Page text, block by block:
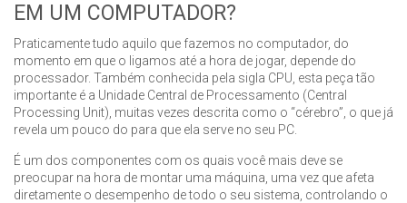
EM UM COMPUTADOR?
Praticamente tudo aquilo que fazemos no computador, do
momento em que o ligamos até a hora de jogar, depende do
processador. Também conhecida pela sigla CPU, esta peça tão
importante é a Unidade Central de Processamento (Central
Processing Unit), muitas vezes descrita como o “cérebro”, o que já
revela um pouco do para que ela serve no seu PC.
É um dos componentes com os quais você mais deve se
preocupar na hora de montar uma máquina, uma vez que afeta
diretamente o desempenho de todo o seu sistema, controlando o